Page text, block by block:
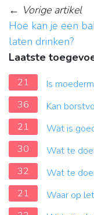
← Vorige artikel
Hoe kan je een
laten drinken?
Laatste
21
Is
36
Kan
21
Wat is
30
Wat te
32
Wat te
21
Waar op